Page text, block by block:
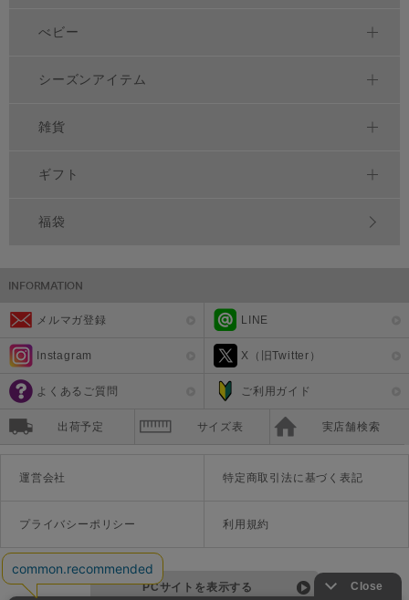
べビー
シーズンアイテム
雑貨
ギフト
福袋
メルマガ登録 LINE
Instagram X（旧Twitter）
よくあるご質問 ご利用ガイド
出荷予定 サイズ表 実店舗検索
運営会社 特定商取引法に基づく表記
プライバシーポリシー 利用規約
PCサイトを表示する